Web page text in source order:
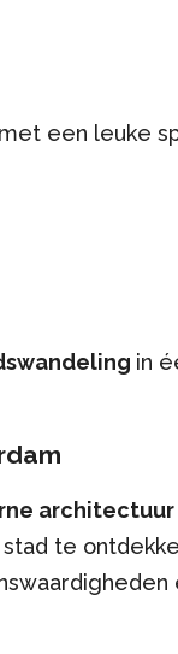
een leuke
in
architectuur
te